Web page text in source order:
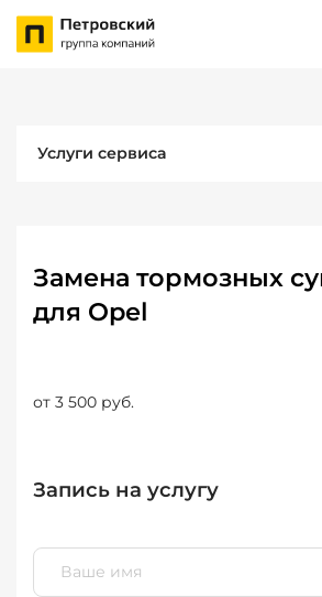
Услуги сервиса
Замена тормозных
для Opel
от 3 500 руб.
Запись на услугу